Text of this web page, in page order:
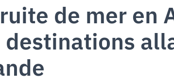
de mer en
destinations